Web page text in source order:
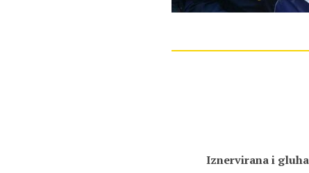
Iznervirana i